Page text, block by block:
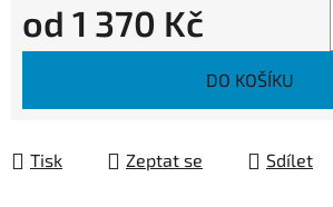
od 1 370 Kč
Měrná cena:
DO KOŠÍKU
Tisk Zeptat se Sdílet